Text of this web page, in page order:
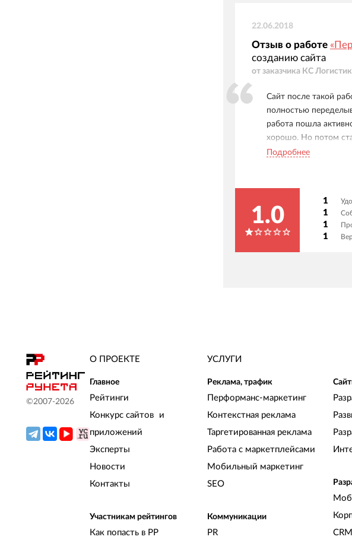
22.06.2018
Отзыв о работе
созданию сайта
от заказчика КС Логистик
Сайт после такой
полностью
работа пошла
хорошо. Но потом
тоже задание мы
нанимать другого
очень большие
Подробнее
1.0
1
1
1
1
©2007-2026
О ПРОЕКТЕ
Главное
Рейтинги
Конкурс сайтов и
приложений
Эксперты
Новости
Контакты
Участникам рейтингов
Как попасть в РР
УСЛУГИ
Реклама, трафик
Перформанс-маркетинг
Контекстная реклама
Таргетированная реклама
Работа с маркетплейсами
Мобильный маркетинг
SEO
Коммуникации
PR
CRM